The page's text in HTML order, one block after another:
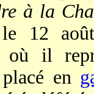
à la
12
où il
en